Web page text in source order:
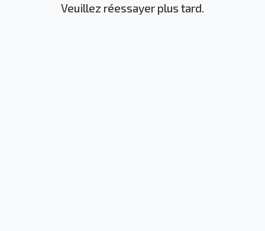
Veuillez réessayer plus tard.